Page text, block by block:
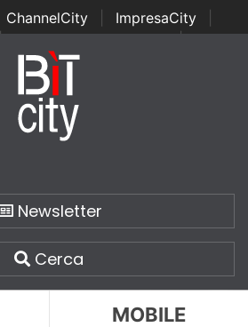
ChannelCity ImpresaCity
Italian Channel Awards | Italian
Italian Security Awards
Newsletter
Cerca
MOBILE